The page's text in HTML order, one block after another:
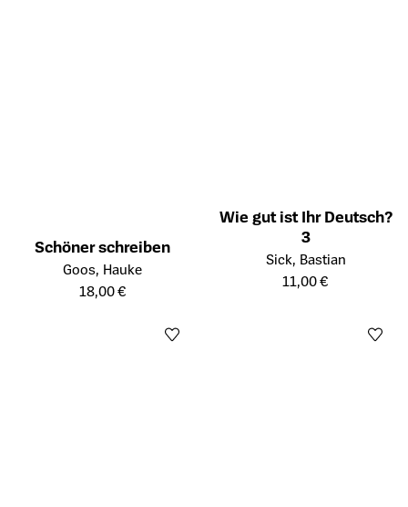
Schöner schreiben
Öffnet die Detailseite des Produkts
Goos, Hauke
18,00 €
Wie gut ist Ihr Deutsch?
3
Öffnet die Detailseite des
Sick, Bastian
11,00 €